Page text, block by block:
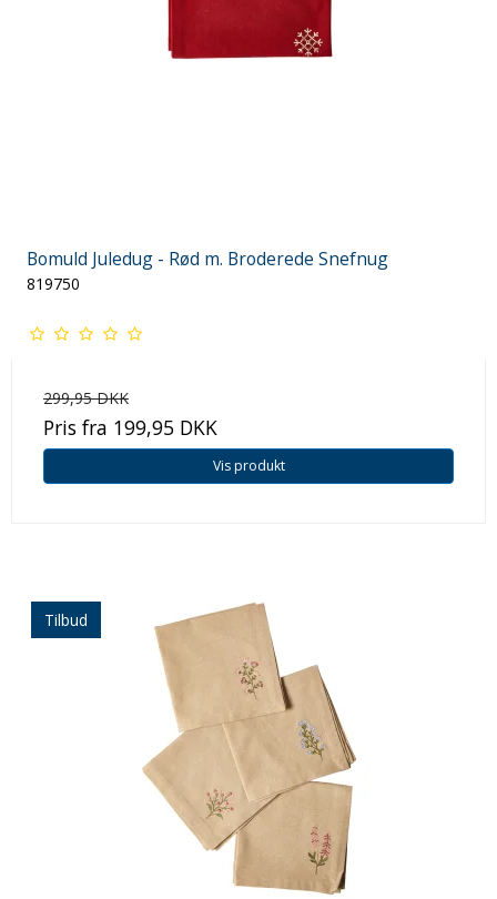
Bomuld Juledug - Rød m. Broderede Snefnug
819750
299,95 DKK
Pris fra 199,95 DKK
Vis produkt
Tilbud